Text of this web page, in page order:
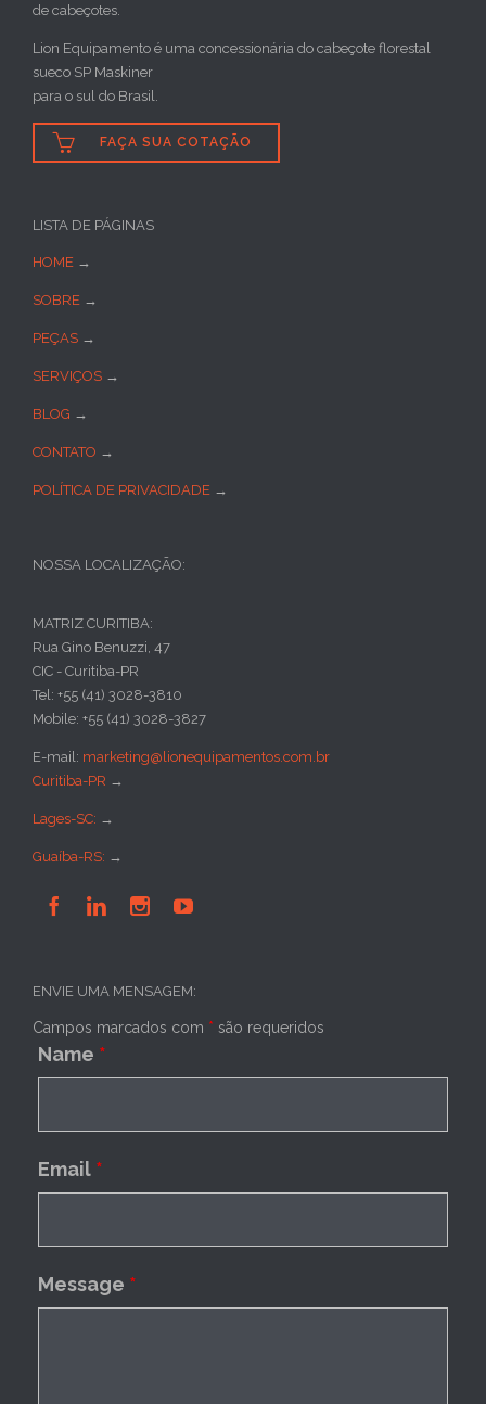
de cabeçotes.
Lion Equipamento é uma concessionária do cabeçote florestal
sueco SP Maskiner
para o sul do Brasil.
 FAÇA SUA COTAÇÃO
LISTA DE PÁGINAS
HOME →
SOBRE →
PEÇAS →
SERVIÇOS →
BLOG →
CONTATO →
POLÍTICA DE PRIVACIDADE →
NOSSA LOCALIZAÇÃO:
MATRIZ CURITIBA:
Rua Gino Benuzzi, 47
CIC - Curitiba-PR
Tel: +55 (41) 3028-3810
Mobile: +55 (41) 3028-3827
E-mail: marketing@lionequipamentos.com.br
Curitiba-PR →
Lages-SC: →
Guaíba-RS: →
   
ENVIE UMA MENSAGEM:
Campos marcados com * são requeridos
Name *
Email *
Message *